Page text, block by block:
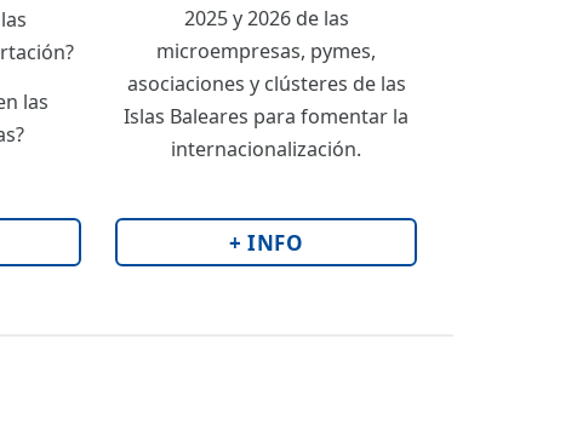
las
2025 y 2026 de las
microempresas, pymes,
asociaciones y clústeres de las
Islas Baleares para fomentar la
internacionalización.
+ INFO